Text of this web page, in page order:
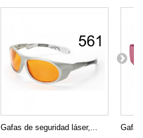
Gafas de seguridad láser,...